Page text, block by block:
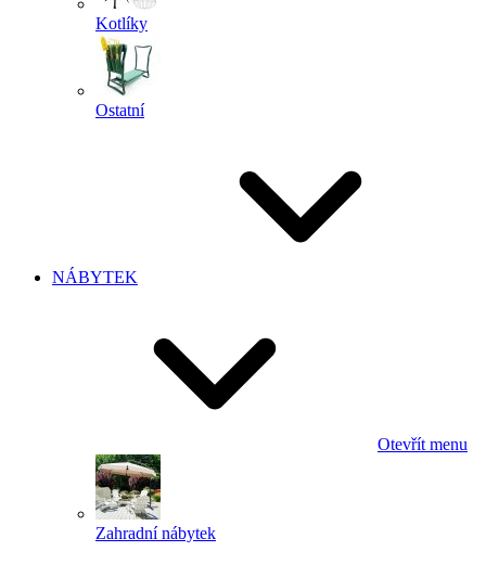
Kotlíky
Ostatní
NÁBYTEK
Otevřít menu
Zahradní nábytek